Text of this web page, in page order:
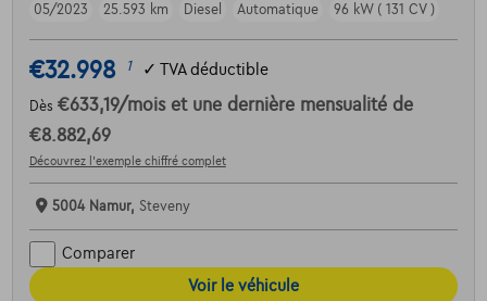
05/2023
25.593 km Diesel Automatique 96 kW ( 131 CV )
€32.998 1 ✓ TVA déductible
Dès €633,19/mois et une dernière mensualité de
€8.882,69
Découvrez l’exemple chiffré complet
5004 Namur, Steveny
Comparer
Voir le véhicule